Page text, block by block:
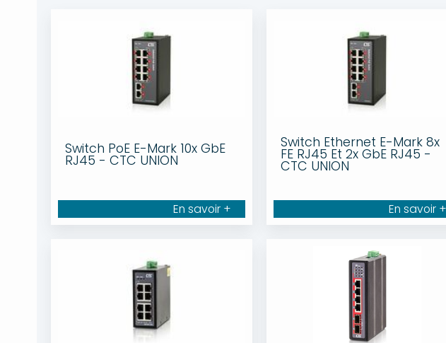
Switch PoE E-Mark 10x GbE
RJ45 - CTC UNION
En savoir +
Switch Ethernet E-Mark 8x
FE RJ45 Et 2x GbE RJ45 -
CTC UNION
En savoir +